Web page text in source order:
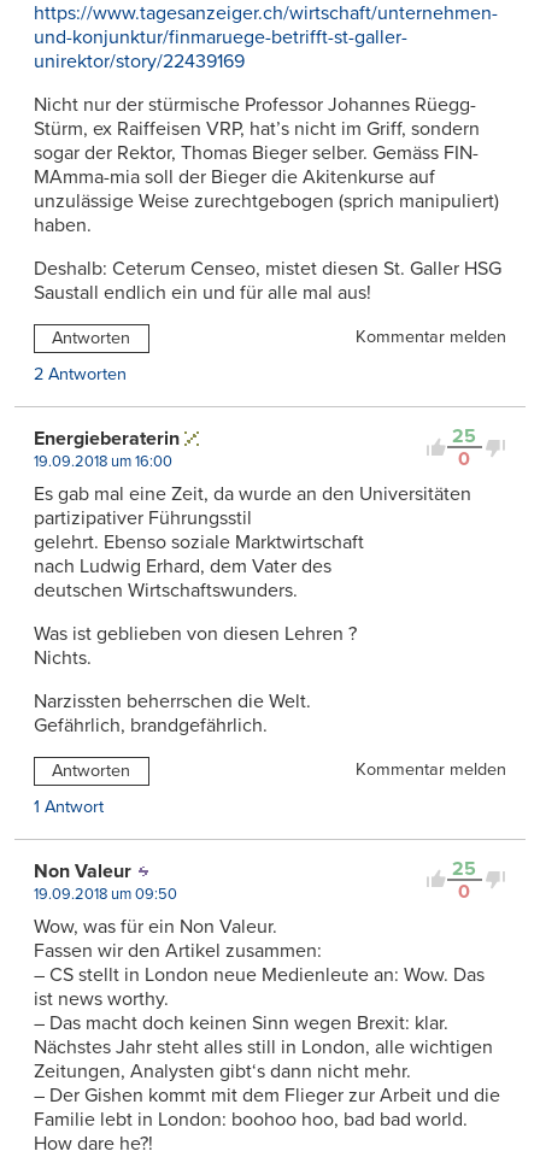
https://www.tagesanzeiger.ch/wirtschaft/unternehmen-
und-konjunktur/finmaruege-betrifft-st-galler-
unirektor/story/22439169
Nicht nur der stürmische Professor Johannes Rüegg-
Stürm, ex Raiffeisen VRP, hat’s nicht im Griff, sondern
sogar der Rektor, Thomas Bieger selber. Gemäss FIN-
MAmma-mia soll der Bieger die Akitenkurse auf
unzulässige Weise zurechtgebogen (sprich manipuliert)
haben.
Deshalb: Ceterum Censeo, mistet diesen St. Galler HSG
Saustall endlich ein und für alle mal aus!
Antworten
Kommentar melden
2 Antworten
25
0
Energieberaterin
19.09.2018 um 16:00
Es gab mal eine Zeit, da wurde an den Universitäten
partizipativer Führungsstil
gelehrt. Ebenso soziale Marktwirtschaft
nach Ludwig Erhard, dem Vater des
deutschen Wirtschaftswunders.
Was ist geblieben von diesen Lehren ?
Nichts.
Narzissten beherrschen die Welt.
Gefährlich, brandgefährlich.
Antworten
Kommentar melden
1 Antwort
25
0
Non Valeur
19.09.2018 um 09:50
Wow, was für ein Non Valeur.
Fassen wir den Artikel zusammen:
– CS stellt in London neue Medienleute an: Wow. Das
ist news worthy.
– Das macht doch keinen Sinn wegen Brexit: klar.
Nächstes Jahr steht alles still in London, alle wichtigen
Zeitungen, Analysten gibt‘s dann nicht mehr.
– Der Gishen kommt mit dem Flieger zur Arbeit und die
Familie lebt in London: boohoo hoo, bad bad world.
How dare he?!